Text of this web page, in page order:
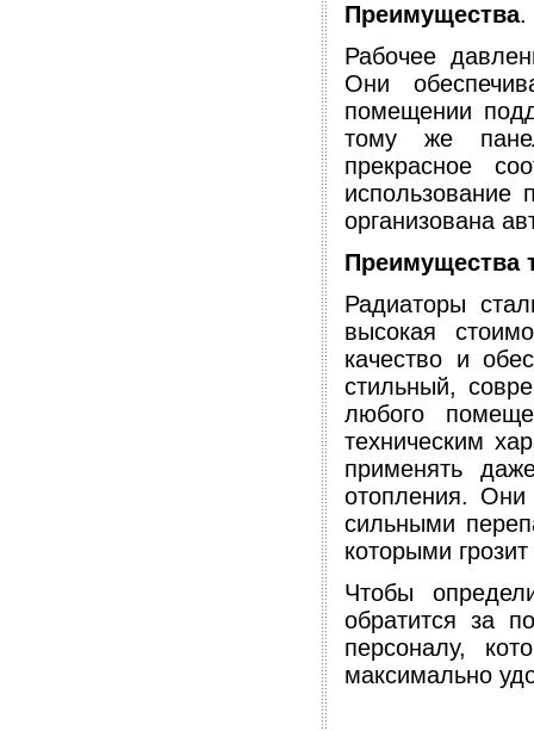
Преимущества.
Рабочее
Они
помещении
тому же
прекрасное
использование
организована
Преимущества
Радиаторы
высокая
качество и
стильный,
любого
техническим
применять
отопления. Они
сильными
которыми
Чтобы
обратится за
персоналу,
максимально